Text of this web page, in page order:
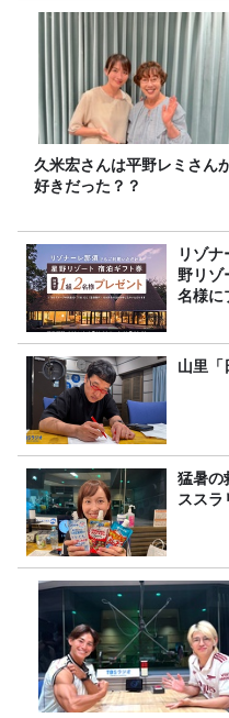
久米宏さんは平野レミさん
好きだった？？
リゾ
野リゾ
名様に
山里「
猛暑の
ススラ